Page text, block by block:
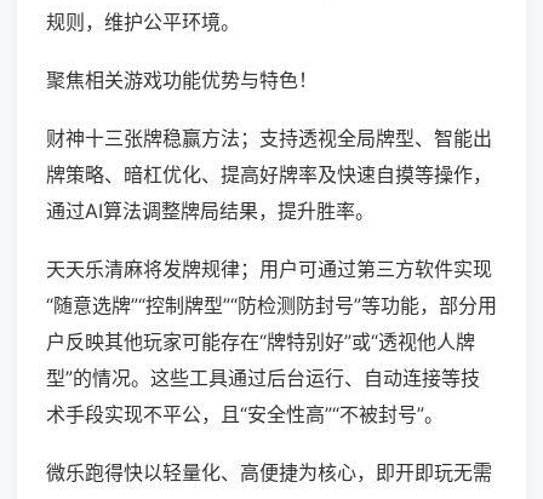
规则，维护公平环境。
聚焦相关游戏功能优势与特色！
财神十三张牌稳赢方法；支持透视全局牌型、智能出
牌策略、暗杠优化、提高好牌率及快速自摸等操作，
通过AI算法调整牌局结果，提升胜率。
天天乐清麻将发牌规律；用户可通过第三方软件实现
“随意选牌”“控制牌型”“防检测防封号”等功能，部分用
户反映其他玩家可能存在“牌特别好”或“透视他人牌
型”的情况。这些工具通过后台运行、自动连接等技
术手段实现不平公，且“安全性高”“不被封号”。
微乐跑得快以轻量化、高便捷为核心，即开即玩无需